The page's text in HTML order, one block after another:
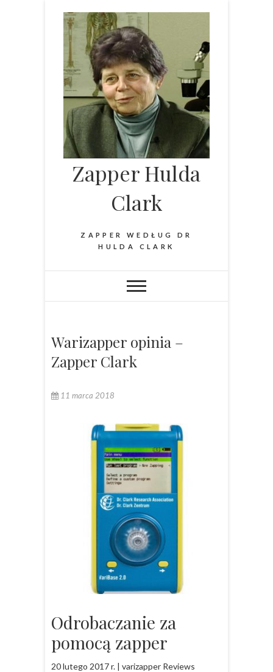
content
Zapper Hulda
Clark
ZAPPER WEDŁUG DR
HULDA CLARK
Warizapper opinia –
Zapper Clark
11 marca 2018
Odrobaczanie za
pomocą zapper
20 lutego 2017 r. | varizapper Reviews